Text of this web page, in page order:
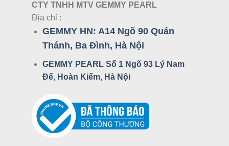
CTY TNHH MTV GEMMY PEARL
Địa chỉ :
GEMMY HN: A14 Ngõ 90 Quán
Thánh, Ba Đình, Hà Nội
GEMMY PEARL Số 1 Ngõ 93 Lý Nam
Đế, Hoàn Kiếm, Hà Nội